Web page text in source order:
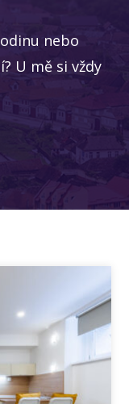
nebo
U mě si vždy